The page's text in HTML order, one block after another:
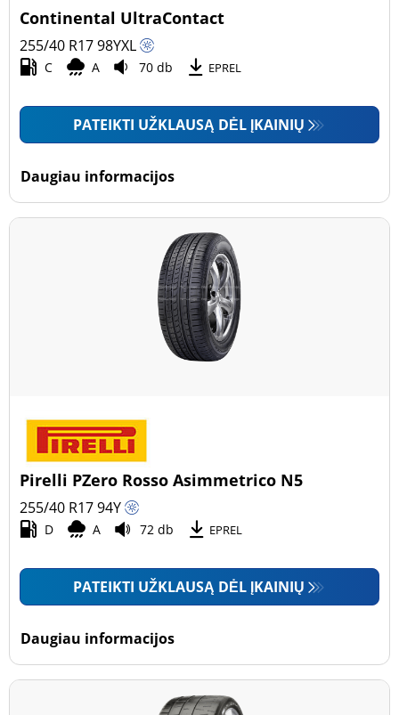
Continental UltraContact
255/40 R1798YXL
C A 70 db EPREL
PATEIKTI UŽKLAUSĄ DĖL ĮKAINIŲ
Daugiau informacijos
Pirelli PZero Rosso Asimmetrico N5
255/40 R1794Y
D A 72 db EPREL
PATEIKTI UŽKLAUSĄ DĖL ĮKAINIŲ
Daugiau informacijos